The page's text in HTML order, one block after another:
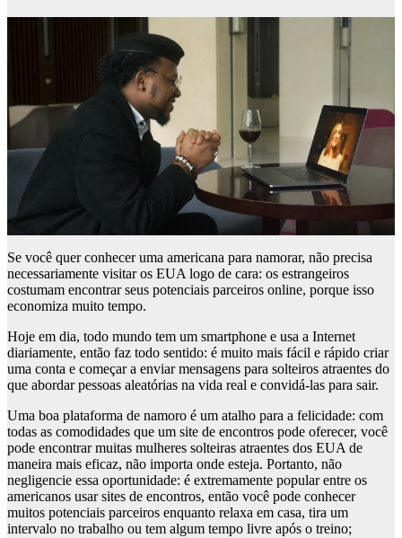
Se você quer conhecer uma americana para namorar, não precisa
necessariamente visitar os EUA logo de cara: os estrangeiros
costumam encontrar seus potenciais parceiros online, porque isso
economiza muito tempo.
Hoje em dia, todo mundo tem um smartphone e usa a Internet
diariamente, então faz todo sentido: é muito mais fácil e rápido criar
uma conta e começar a enviar mensagens para solteiros atraentes do
que abordar pessoas aleatórias na vida real e convidá-las para sair.
Uma boa plataforma de namoro é um atalho para a felicidade: com
todas as comodidades que um site de encontros pode oferecer, você
pode encontrar muitas mulheres solteiras atraentes dos EUA de
maneira mais eficaz, não importa onde esteja. Portanto, não
negligencie essa oportunidade: é extremamente popular entre os
americanos usar sites de encontros, então você pode conhecer
muitos potenciais parceiros enquanto relaxa em casa, tira um
intervalo no trabalho ou tem algum tempo livre após o treino;